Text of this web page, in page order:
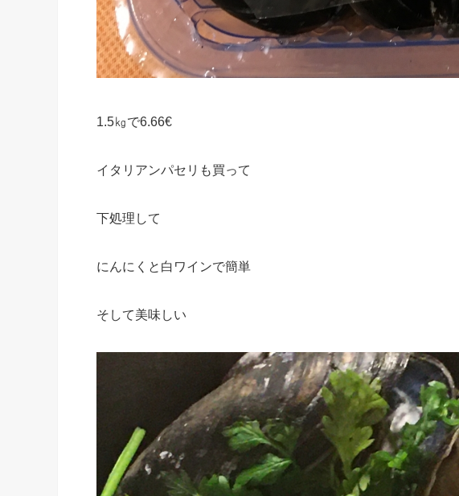
1.5㎏で6.66€
イタリアンパセリも買って
下処理して
にんにくと白ワインで簡単
そして美味しい